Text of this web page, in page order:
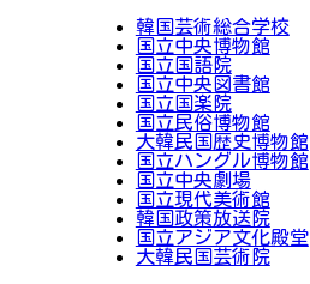
韓国芸術総合学校
国立中央博物館
国立国語院
国立中央図書館
国立国楽院
国立民俗博物館
大韓民国歴史博物館
国立ハングル博物館
国立中央劇場
国立現代美術館
韓国政策放送院
国立アジア文化殿堂
大韓民国芸術院